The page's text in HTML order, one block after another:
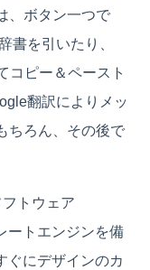
、ボタン一つで
書を引いたり、
コピー＆ペースト
翻訳によりメッ
ちろん、その後で
トウェア
ートエンジンを備
ぐにデザインのカ